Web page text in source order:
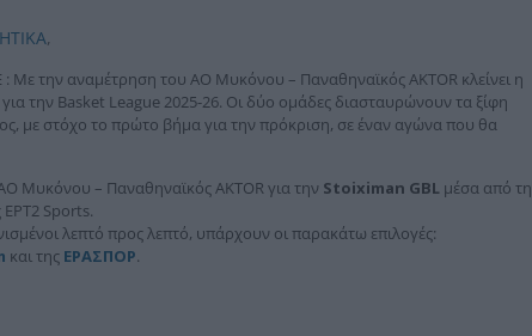
,
Με την αναμέτρηση του ΑΟ Μυκόνου – Παναθηναϊκός AKTOR κλείνει η
την Basket League 2025-26. Οι δύο ομάδες διασταυρώνουν τα ξίφη
με στόχο το πρώτο βήμα για την πρόκριση, σε έναν αγώνα που θα
Μυκόνου – Παναθηναϊκός AKTOR για την Stoiximan GBL μέσα από τη
Sports.
λεπτό προς λεπτό, υπάρχουν οι παρακάτω επιλογές:
και της ΕΡΑΣΠΟΡ.